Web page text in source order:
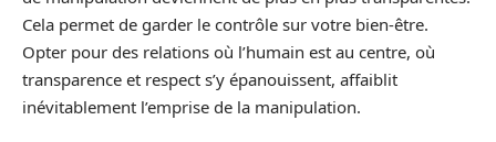
Cela permet de garder le contrôle sur votre bien-être.
Opter pour des relations où l’humain est au centre, où
transparence et respect s’y épanouissent, affaiblit
inévitablement l’emprise de la manipulation.